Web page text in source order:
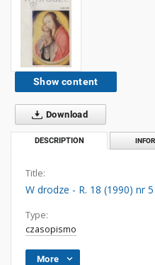
Show content
Download
DESCRIPTION
Title:
W drodze - R. 18 (1990) nr 5
Type:
czasopismo
More